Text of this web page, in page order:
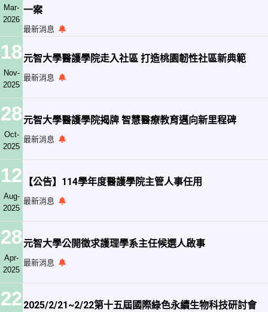
Mar-
2026
一案
最新消息
18
Nov-
2025
元智大學醫護學院走入社區 打造桃園韌性社區新典範
最新消息
28
Oct-
2025
元智大學醫護學院揭牌 智慧醫療教育邁向新里程碑
最新消息
12
Aug-
2025
【公告】114學年度醫護學院主管人事任用
最新消息
28
Apr-
2025
元智大學公開徵求護理學系主任候選人啟事
最新消息
22 2025/2/21~2/22第十五屆國際綠色永續生物科技研討會